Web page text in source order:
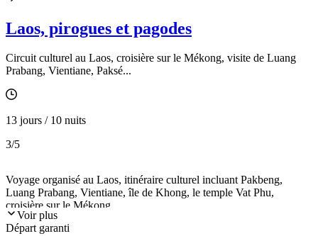
Laos, pirogues et pagodes
Circuit culturel au Laos, croisière sur le Mékong, visite de Luang
Prabang, Vientiane, Paksé...
13 jours / 10 nuits
3/5
Voyage organisé au Laos, itinéraire culturel incluant Pakbeng,
Luang Prabang, Vientiane, île de Khong, le temple Vat Phu,
croisière sur le Mékong...
Voir plus
Départ garanti